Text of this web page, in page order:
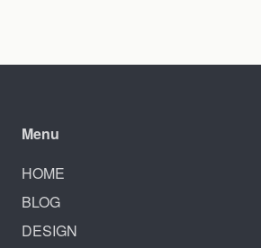
Menu
HOME
BLOG
DESIGN